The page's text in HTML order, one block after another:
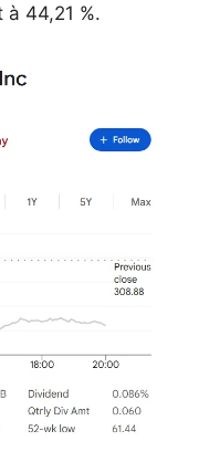
à 44,21 %.